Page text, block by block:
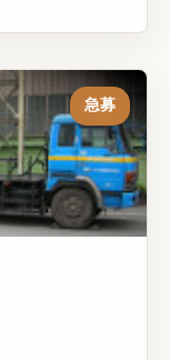
急募